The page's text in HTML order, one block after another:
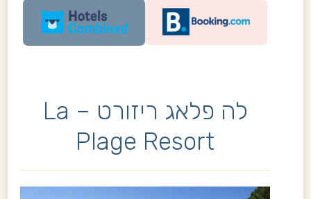
לה פלאג ריזורט – La
Plage Resort